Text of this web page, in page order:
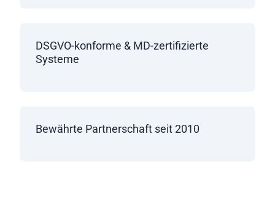
DSGVO-konforme & MD-zertifizierte
Systeme
Bewährte Partnerschaft seit 2010